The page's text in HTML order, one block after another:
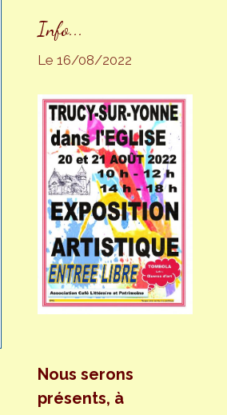
Info...
Le 16/08/2022
Nous serons
présents, à